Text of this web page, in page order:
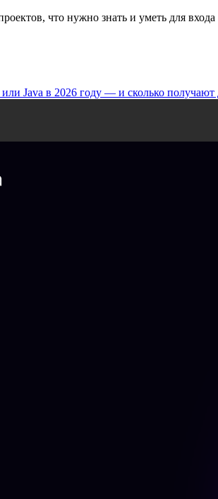
что нужно знать и уметь для
Java в 2026 году — и сколько